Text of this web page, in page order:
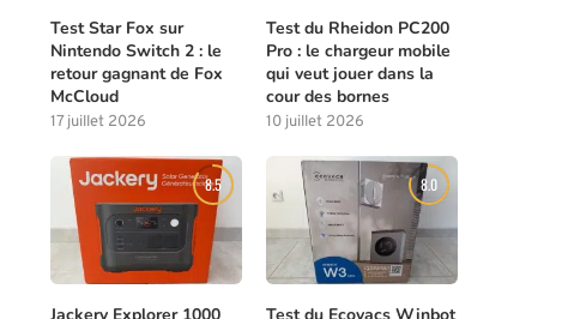
Test Star Fox sur
Nintendo Switch 2 : le
retour gagnant de Fox
McCloud
17 juillet 2026
Test du Rheidon PC200
Pro : le chargeur mobile
qui veut jouer dans la
cour des bornes
10 juillet 2026
8.5
Jackery Explorer 1000
8.0
Test du Ecovacs Winbot